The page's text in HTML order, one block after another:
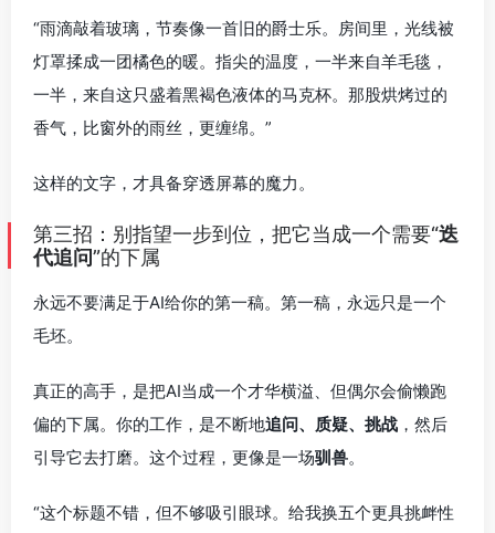
“雨滴敲着玻璃，节奏像一首旧的爵士乐。房间里，光线被
灯罩揉成一团橘色的暖。指尖的温度，一半来自羊毛毯，
一半，来自这只盛着黑褐色液体的马克杯。那股烘烤过的
香气，比窗外的雨丝，更缠绵。”
这样的文字，才具备穿透屏幕的魔力。
第三招：别指望一步到位，把它当成一个需要“迭
代追问”的下属
永远不要满足于AI给你的第一稿。第一稿，永远只是一个
毛坯。
真正的高手，是把AI当成一个才华横溢、但偶尔会偷懒跑
偏的下属。你的工作，是不断地追问、质疑、挑战 ，然后
引导它去打磨。这个过程，更像是一场驯兽。
“这个标题不错，但不够吸引眼球。给我换五个更具挑衅性